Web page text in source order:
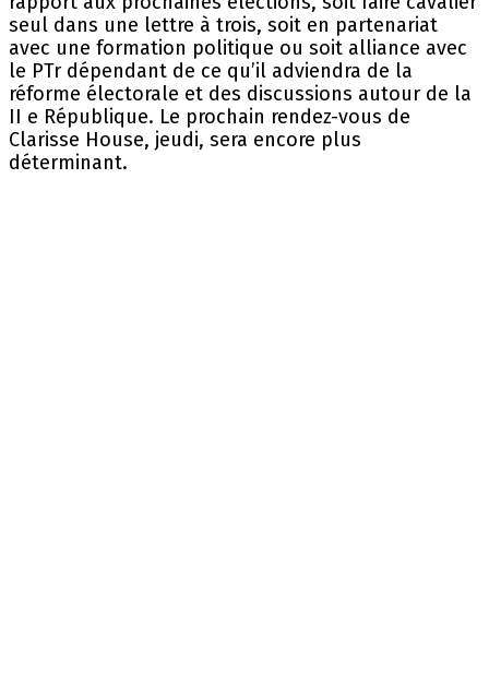
seul dans une lettre à trois, soit en partenariat
avec une formation politique ou soit alliance avec
le PTr dépendant de ce qu’il adviendra de la
réforme électorale et des discussions autour de la
II e République. Le prochain rendez-vous de
Clarisse House, jeudi, sera encore plus
déterminant.